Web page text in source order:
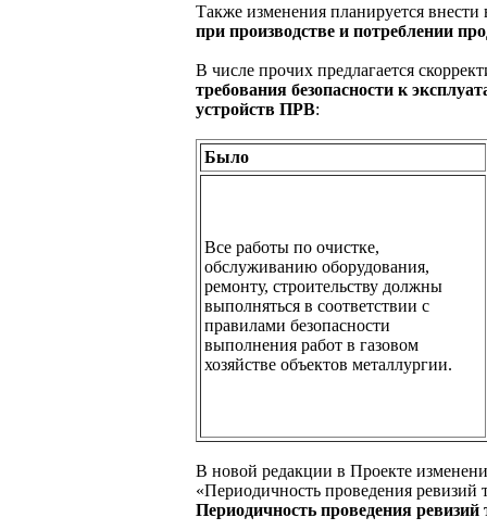
Также изменения планируется внести
при производстве и потреблении
В числе прочих предлагается
требования безопасности к
устройств ПРВ:
Было
Все работы по очистке,
обслуживанию оборудования,
ремонту, строительству должны
выполняться в соответствии с
правилами безопасности
выполнения работ в газовом
хозяйстве объектов металлургии.
В новой редакции в Проекте
«Периодичность проведения ревизий
Периодичность проведения ревизий